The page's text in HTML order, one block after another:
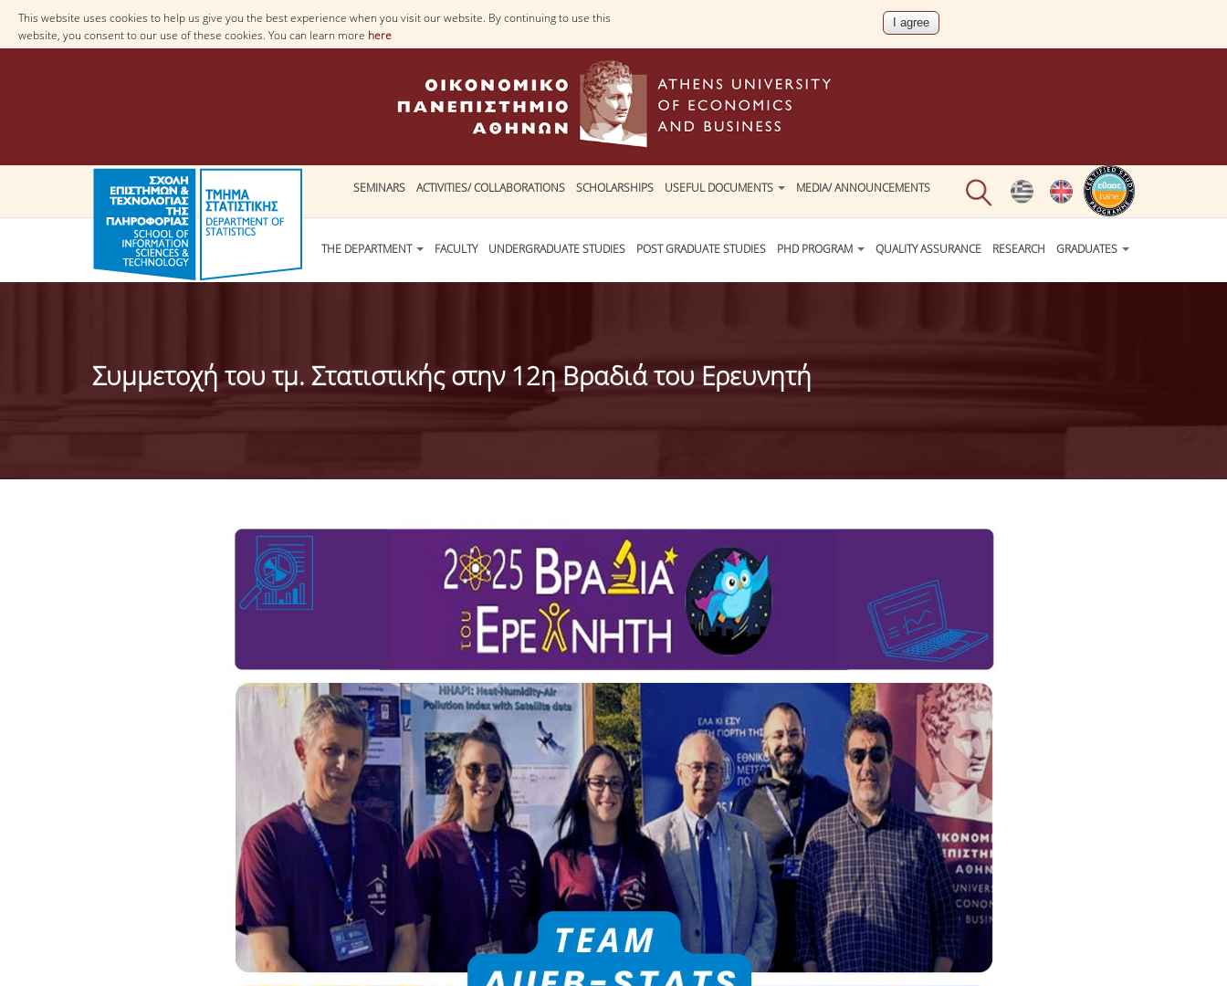
This website uses cookies to help us give you the best experience when you visit our website. By continuing to use this
website, you consent to our use of these cookies. You can learn more here
SEMINARS ACTIVITIES/ COLLABORATIONS SCHOLARSHIPS USEFUL DOCUMENTS MEDIA/ ANNOUNCEMENTS
THE DEPARTMENT FACULTY UNDERGRADUATE STUDIES POST GRADUATE STUDIES PHD PROGRAM QUALITY ASSURANCE RESEARCH GRADUATES
Συμμετοχή του τμ. Στατιστικής στην 12η Βραδιά του Ερευνητή